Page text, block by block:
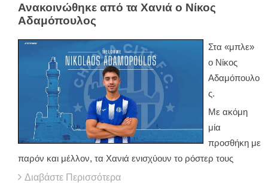
Ανακοινώθηκε από τα Χανιά ο Νίκος
Αδαμόπουλος
Στα «μπλε»
ο Νίκος
Αδαμόπουλο
ς.
Με ακόμη
μία
προσθήκη με
παρόν και μέλλον, τα Χανιά ενισχύουν το ρόστερ τους
Διαβάστε Περισσότερα